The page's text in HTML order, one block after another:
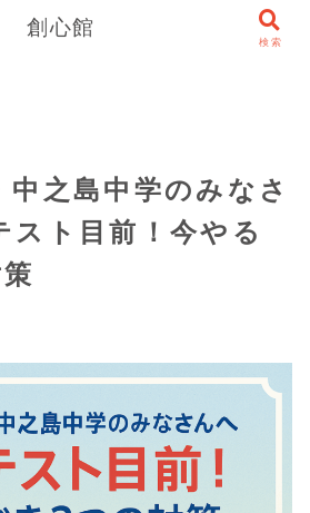
中之島中学のみなさ
スト目前！今やる
創心館
検索